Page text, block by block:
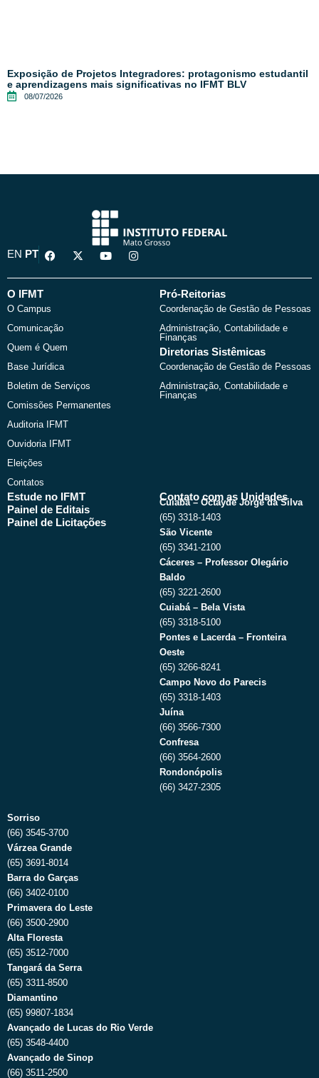
Exposição de Projetos Integradores: protagonismo estudantil
e aprendizagens mais significativas no IFMT BLV
08/07/2026
EN PT
F
a
e
o
k
X
-
w
Y
o
t
I
n
t
O IFMT
O Campus
Comunicação
Quem é Quem
Base Jurídica
Boletim de Serviços
Comissões Permanentes
Auditoria IFMT
Ouvidoria IFMT
Eleições
Contatos
Pró-Reitorias
Coordenação de Gestão de Pessoas
Administração, Contabilidade e
Finanças
Diretorias Sistêmicas
Coordenação de Gestão de Pessoas
Administração, Contabilidade e
Finanças
Estude no IFMT
Painel de Editais
Painel de Licitações
Contato com as Unidades
Cuiabá – Octayde Jorge da Silva
(65) 3318-1403
São Vicente
(65) 3341-2100
Cáceres – Professor Olegário
Baldo
(65) 3221-2600
Cuiabá – Bela Vista
(65) 3318-5100
Pontes e Lacerda – Fronteira
Oeste
(65) 3266-8241
Campo Novo do Parecis
(65) 3318-1403
Juína
(66) 3566-7300
Confresa
(66) 3564-2600
Rondonópolis
(66) 3427-2305
Sorriso
(66) 3545-3700
Várzea Grande
(65) 3691-8014
Barra do Garças
(66) 3402-0100
Primavera do Leste
(66) 3500-2900
Alta Floresta
(65) 3512-7000
Tangará da Serra
(65) 3311-8500
Diamantino
(65) 99807-1834
Avançado de Lucas do Rio Verde
(65) 3548-4400
Avançado de Sinop
(66) 3511-2500